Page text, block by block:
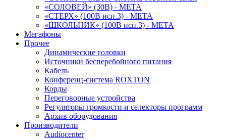
«СОЛОВЕЙ» (30В) - МЕТА
«СТЕРХ» (100В исп.3) - МЕТА
«ШКОЛЬНИК» (100В исп.3) - МЕТА
Мегафоны
Прочее
Динамические головки
Источники бесперебойного питания
Кабель
Конференц-система ROXTON
Корды
Переговорные устройства
Регуляторы громкости и селекторы программ
Архив оборудования
Производители
Audiocenter